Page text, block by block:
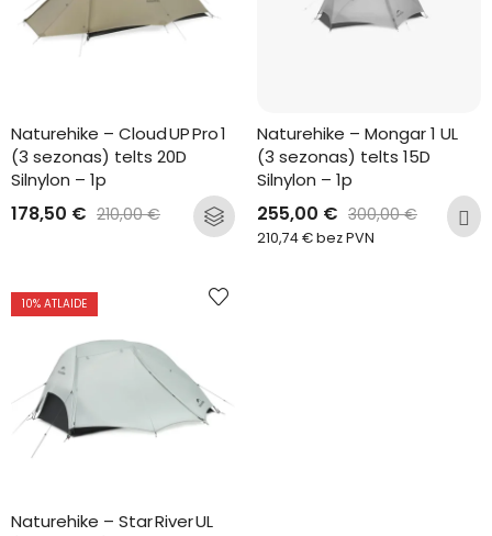
Naturehike – Cloud UP Pro 1
(3 sezonas) telts 20D
Silnylon – 1p
178,50 € 210,00€
Naturehike – Mongar 1 UL
(3 sezonas) telts 15D
Silnylon – 1p
255,00 € 300,00€
210,74€bez PVN
10% ATLAIDE
Naturehike – Star River UL